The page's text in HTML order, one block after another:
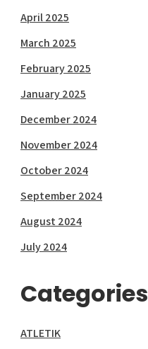
April 2025
March 2025
February 2025
January 2025
December 2024
November 2024
October 2024
September 2024
August 2024
July 2024
Categories
ATLETIK